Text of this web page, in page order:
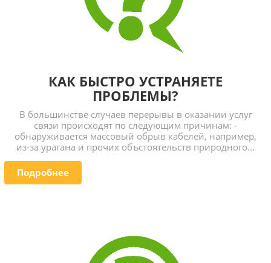
КАК БЫСТРО УСТРАНЯЕТЕ
ПРОБЛЕМЫ?
В большинстве случаев перерывы в оказании услуг
связи происходят по следующим причинам: -
обнаруживается массовый обрыв кабелей, например,
из-за урагана и прочих объстоятельств природного...
Подробнее